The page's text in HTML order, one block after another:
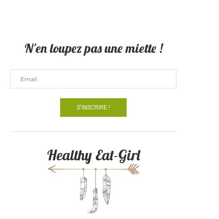
N'en loupez pas une miette !
Healthy Eat-Girl